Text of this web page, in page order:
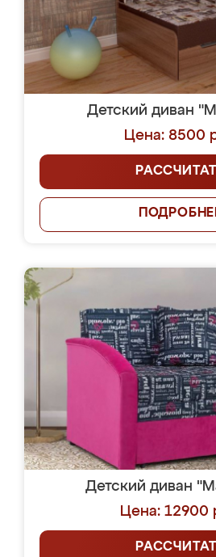
Детский диван
Цена: 8500
Детский диван
Цена: 12900